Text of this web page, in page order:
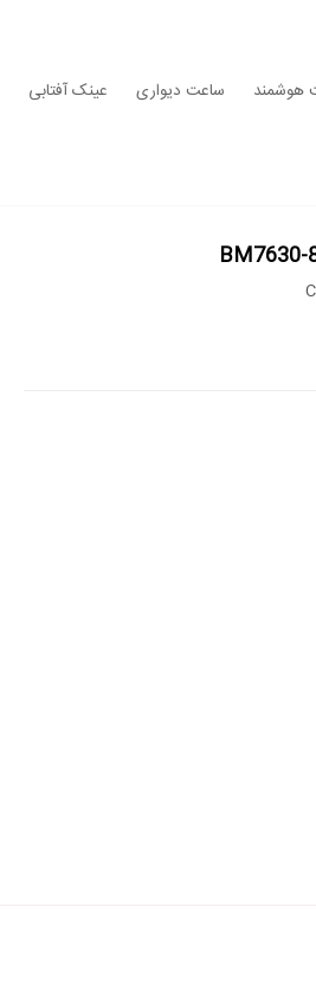
هوشمند ساعت دیواری عینک آفتابی